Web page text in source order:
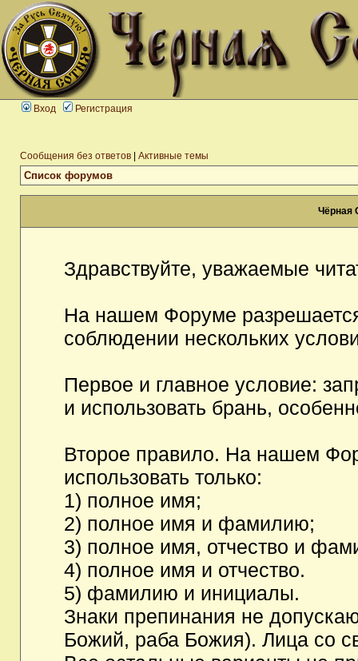
Вход Регистрация
Сообщения без ответов Активные темы
Список форумов
Чёрная
Здравствуйте, уважаемые
На нашем Форуме
соблюдении нескольких
Первое и главное условие:
и использовать брань,
Второе правило. На нашем
использовать только:
1) полное имя;
2) полное имя и фамилию;
3) полное имя, отчество и
4) полное имя и отчество.
5) фамилию и инициалы.
Знаки препинания не
Божий, раба Божия). Лица со